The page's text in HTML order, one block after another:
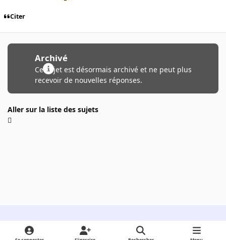
Citer
Archivé
Ce sujet est désormais archivé et ne peut plus
recevoir de nouvelles réponses.
Aller sur la liste des sujets
Light ModeDark ModeSystem Preference